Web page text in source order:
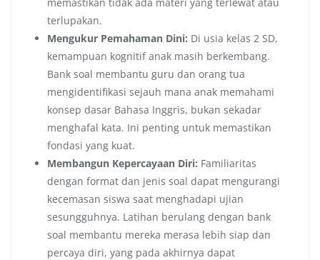
terlupakan.
Mengukur Pemahaman Dini: Di usia kelas 2 SD,
kemampuan kognitif anak masih berkembang.
Bank soal membantu guru dan orang tua
mengidentifikasi sejauh mana anak memahami
konsep dasar Bahasa Inggris, bukan sekadar
menghafal kata. Ini penting untuk memastikan
fondasi yang kuat.
Membangun Kepercayaan Diri: Familiaritas
dengan format dan jenis soal dapat mengurangi
kecemasan siswa saat menghadapi ujian
sesungguhnya. Latihan berulang dengan bank
soal membantu mereka merasa lebih siap dan
percaya diri, yang pada akhirnya dapat